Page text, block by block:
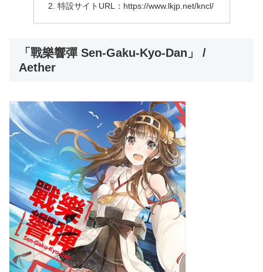
特設サイトURL：https://www.lkjp.net/kncl/
「戰樂響彈 Sen-Gaku-Kyo-Dan」 /
Aether